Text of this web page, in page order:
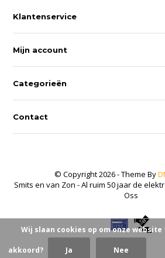
Klantenservice
Mijn account
Categorieën
Contact
© Copyright 2026 - Theme By
Smits en van Zon - Al ruim 50 jaar de
Oss
Wij slaan cookies op om onze
akkoord? Ja Nee